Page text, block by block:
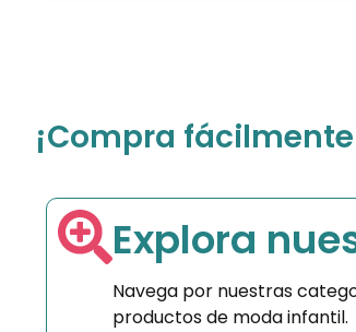
¡Compra
Explora
Navega por nuestras
productos de moda infantil.